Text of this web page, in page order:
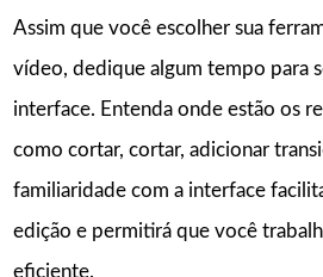
Assim que você escolher sua
vídeo, dedique algum tempo para
interface. Entenda onde estão os
como cortar, cortar, adicionar
familiaridade com a interface
edição e permitirá que você
eficiente.